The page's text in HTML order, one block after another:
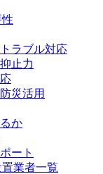
ラブル対応
止力
災活用
か
ート
業者一覧